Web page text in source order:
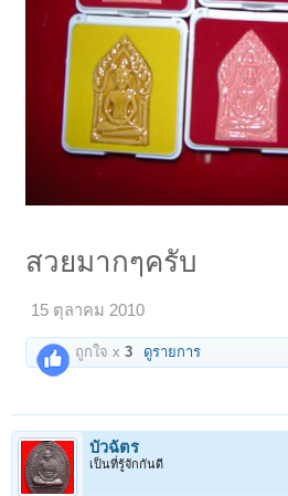
สวยมากๆครับ
15 ตุลาคม 2010
ถูกใจ x3 ดูรายการ
บัวฉัตร
เป็นที่รู้จักกันดี